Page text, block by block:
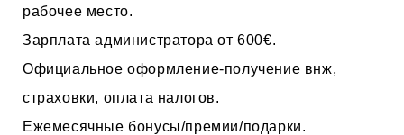
рабочее место.
Зарплата администратора от 600€.
Официальное оформление-получение внж,
страховки, оплата налогов.
Ежемесячные бонусы/премии/подарки.